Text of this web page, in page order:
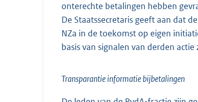
onterechte betalingen hebben
De Staatssecretaris geeft aan dat
NZa in de toekomst op eigen
basis van signalen van derden
Transparantie informatie bijbetalingen